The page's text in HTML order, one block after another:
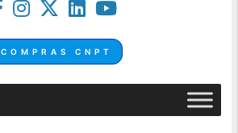
COMPRAS CNPT